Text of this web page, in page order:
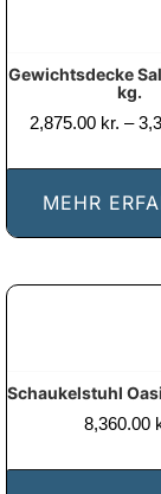
Gewichtsdecke
kg.
2,875.00 kr. –
MEHR
Schaukelstuhl
8,360.00